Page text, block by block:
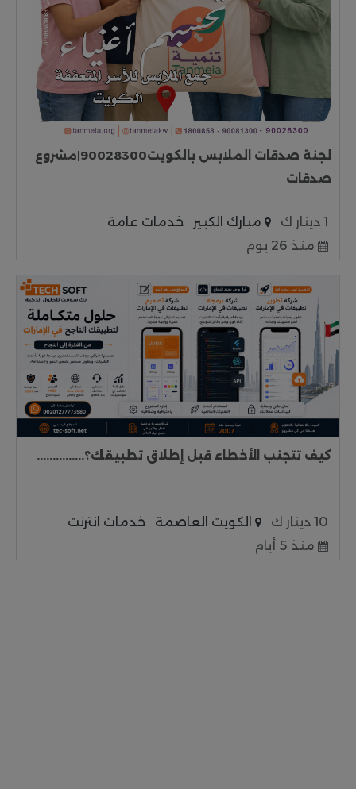
لجنة صدقات الملابس بالكويت90028300|مشروع
صدقات
1 دينار ك مبارك الكبير
خدمات عامة
منذ 26 يوم
كيف تتجنب الأخطاء قبل إطلاق تطبيقك؟...............
10 دينار ك الكويت العاصمة
خدمات انترنت
منذ 5 أيام